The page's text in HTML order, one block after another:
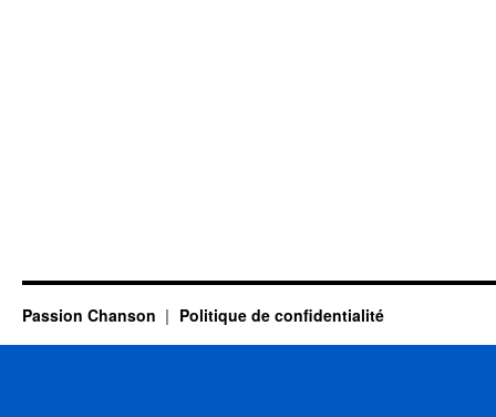
Passion Chanson Politique de confidentialité